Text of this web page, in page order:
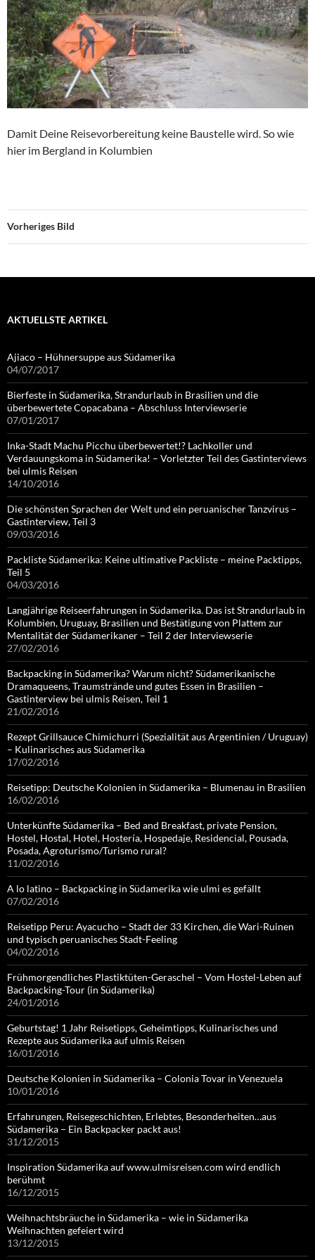
Damit Deine Reisevorbereitung keine Baustelle wird. So wie
hier im Bergland in Kolumbien
Vorheriges Bild
AKTUELLSTE ARTIKEL
Ajiaco – Hühnersuppe aus Südamerika
04/07/2017
Bierfeste in Südamerika, Strandurlaub in Brasilien und die
überbewertete Copacabana – Abschluss Interviewserie
07/01/2017
Inka-Stadt Machu Picchu überbewertet!? Lachkoller und
Verdauungskoma in Südamerika! – Vorletzter Teil des Gastinterviews
bei ulmis Reisen
14/10/2016
Die schönsten Sprachen der Welt und ein peruanischer Tanzvirus –
Gastinterview, Teil 3
09/03/2016
Packliste Südamerika: Keine ultimative Packliste – meine Packtipps,
Teil 5
04/03/2016
Langjährige Reiseerfahrungen in Südamerika. Das ist Strandurlaub in
Kolumbien, Uruguay, Brasilien und Bestätigung von Plattem zur
Mentalität der Südamerikaner – Teil 2 der Interviewserie
27/02/2016
Backpacking in Südamerika? Warum nicht? Südamerikanische
Dramaqueens, Traumstrände und gutes Essen in Brasilien –
Gastinterview bei ulmis Reisen, Teil 1
21/02/2016
Rezept Grillsauce Chimichurri (Spezialität aus Argentinien / Uruguay)
– Kulinarisches aus Südamerika
17/02/2016
Reisetipp: Deutsche Kolonien in Südamerika – Blumenau in Brasilien
16/02/2016
Unterkünfte Südamerika – Bed and Breakfast, private Pension,
Hostel, Hostal, Hotel, Hostería, Hospedaje, Residencial, Pousada,
Posada, Agroturismo/Turismo rural?
11/02/2016
A lo latino – Backpacking in Südamerika wie ulmi es gefällt
07/02/2016
Reisetipp Peru: Ayacucho – Stadt der 33 Kirchen, die Wari-Ruinen
und typisch peruanisches Stadt-Feeling
04/02/2016
Frühmorgendliches Plastiktüten-Geraschel – Vom Hostel-Leben auf
Backpacking-Tour (in Südamerika)
24/01/2016
Geburtstag! 1 Jahr Reisetipps, Geheimtipps, Kulinarisches und
Rezepte aus Südamerika auf ulmis Reisen
16/01/2016
Deutsche Kolonien in Südamerika – Colonia Tovar in Venezuela
10/01/2016
Erfahrungen, Reisegeschichten, Erlebtes, Besonderheiten…aus
Südamerika – Ein Backpacker packt aus!
31/12/2015
Inspiration Südamerika auf www.ulmisreisen.com wird endlich
berühmt
16/12/2015
Weihnachtsbräuche in Südamerika – wie in Südamerika
Weihnachten gefeiert wird
13/12/2015